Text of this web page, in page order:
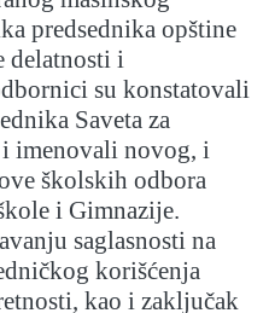
predsednika opštine
delatnosti i
su konstatovali
Saveta za
imenovali novog, i
školskih odbora
i Gimnazije.
saglasnosti na
korišćenja
kao i zaključak